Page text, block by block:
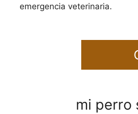
emergencia veterinaria.
mi perro